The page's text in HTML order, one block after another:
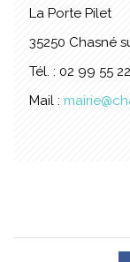
La Porte Pilet
35250 Chasné
Tél. : 02 99 55
Mail :